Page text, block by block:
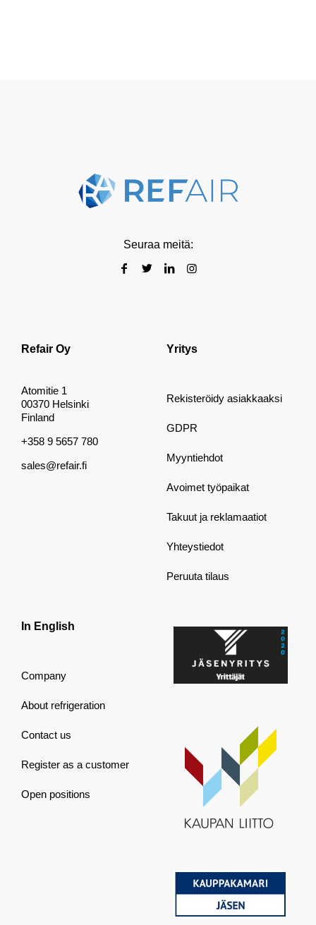
Seuraa meitä:
Refair Oy
Atomitie 1
00370 Helsinki
Finland
+358 9 5657 780
sales@refair.fi
Yritys
Rekisteröidy asiakkaaksi
GDPR
Myyntiehdot
Avoimet työpaikat
Takuut ja reklamaatiot
Yhteystiedot
Peruuta tilaus
In English
Company
About refrigeration
Contact us
Register as a customer
Open positions